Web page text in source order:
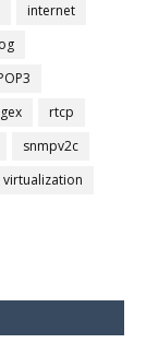
internet
rtcp
snmpv2c
virtualization